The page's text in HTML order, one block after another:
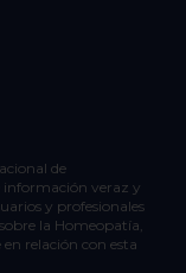
de
información veraz y
y profesionales
la Homeopatía,
relación con esta